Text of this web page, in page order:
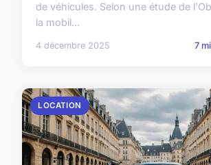
de véhicules. Selon une étude de
la mobil...
4 décembre 2025 7
LOCATION